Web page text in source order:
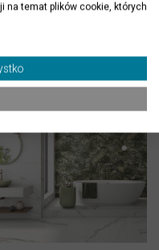
Brak w magazynie
na temat plików cookie, których